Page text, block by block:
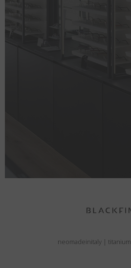
neomadeinitaly | titanium